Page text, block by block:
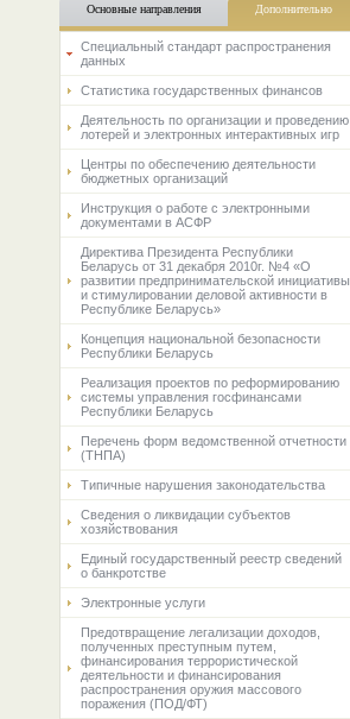
Основные направления Дополнительно
Специальный стандарт распространения
данных
Статистика государственных финансов
Деятельность по организации и проведению
лотерей и электронных интерактивных игр
Центры по обеспечению деятельности
бюджетных организаций
Инструкция о работе с электронными
документами в АСФР
Директива Президента Республики
Беларусь от 31 декабря 2010г. №4 «О
развитии предпринимательской инициативы
и стимулировании деловой активности в
Республике Беларусь»
Концепция национальной безопасности
Республики Беларусь
Реализация проектов по реформированию
системы управления госфинансами
Республики Беларусь
Перечень форм ведомственной отчетности
(ТНПА)
Типичные нарушения законодательства
Сведения о ликвидации субъектов
хозяйствования
Единый государственный реестр сведений
о банкротстве
Электронные услуги
Предотвращение легализации доходов,
полученных преступным путем,
финансирования террористической
деятельности и финансирования
распространения оружия массового
поражения (ПОД/ФТ)